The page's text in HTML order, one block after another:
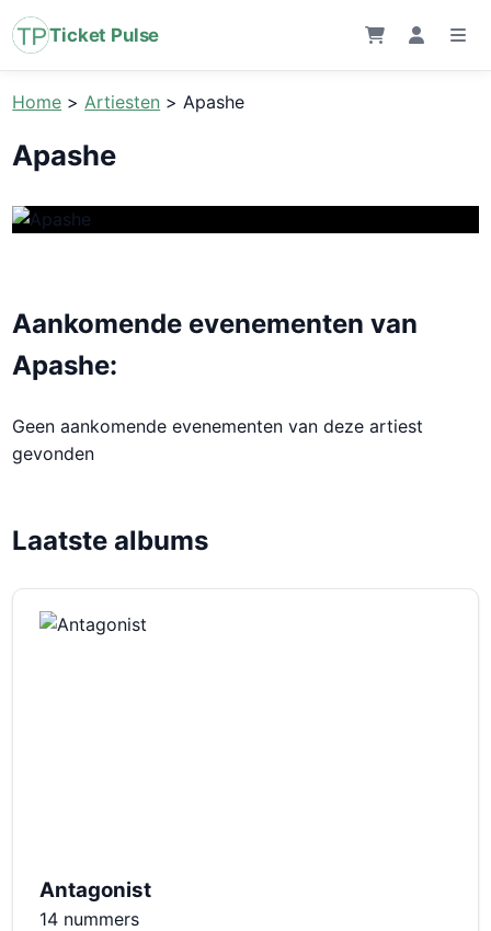
Ticket Pulse
Home >Artiesten >Apashe
Apashe
Aankomende evenementen van
Apashe:
Geen aankomende evenementen van deze artiest
gevonden
Laatste albums
Antagonist
14 nummers